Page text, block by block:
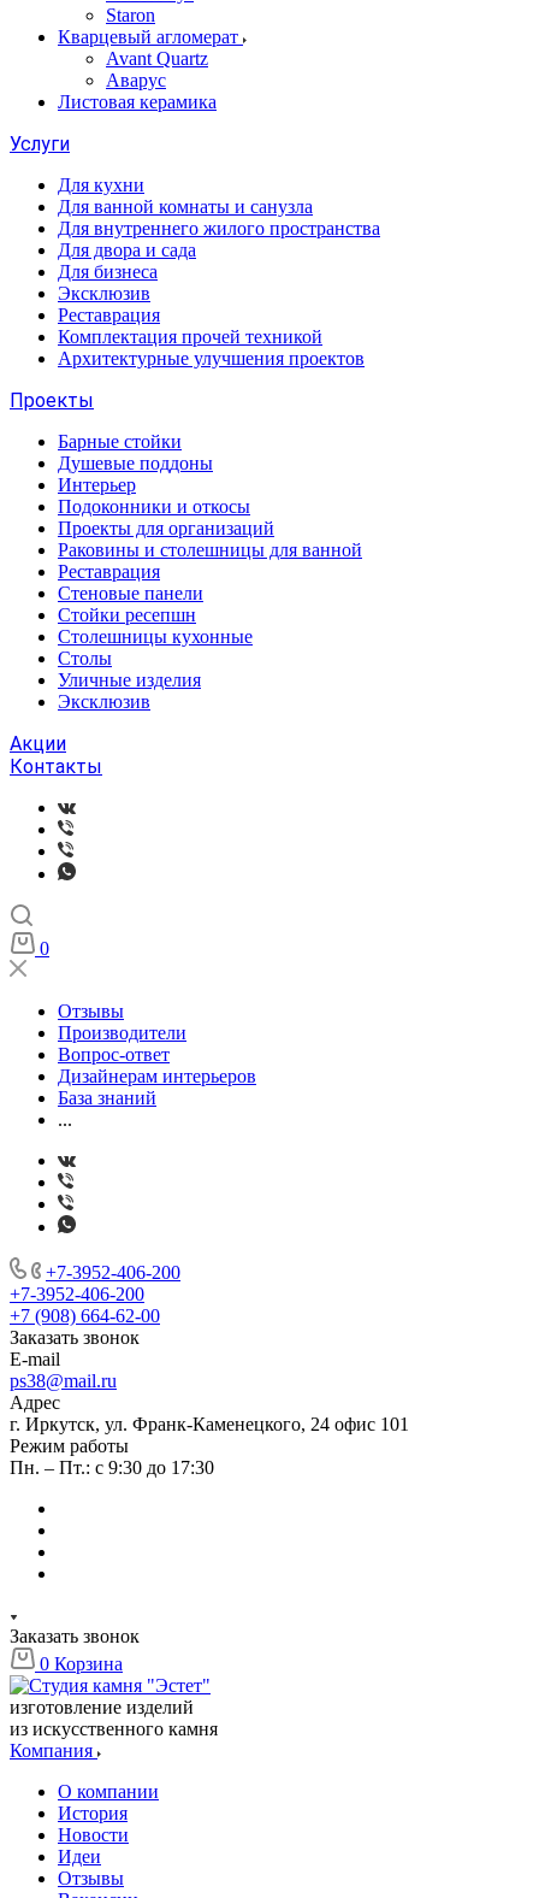
Staron
Кварцевый агломерат
Avant Quartz
Аварус
Листовая керамика
Услуги
Для кухни
Для ванной комнаты и санузла
Для внутреннего жилого пространства
Для двора и сада
Для бизнеса
Эксклюзив
Реставрация
Комплектация прочей техникой
Архитектурные улучшения проектов
Проекты
Барные стойки
Душевые поддоны
Интерьер
Подоконники и откосы
Проекты для организаций
Раковины и столешницы для ванной
Реставрация
Стеновые панели
Стойки ресепшн
Столешницы кухонные
Столы
Уличные изделия
Эксклюзив
Акции
Контакты
0
Отзывы
Производители
Вопрос-ответ
Дизайнерам интерьеров
База знаний
...
+7-3952-406-200
+7-3952-406-200
+7 (908) 664-62-00
Заказать звонок
E-mail
ps38@mail.ru
Адрес
г. Иркутск, ул. Франк-Каменецкого, 24 офис 101
Режим работы
Пн. – Пт.: с 9:30 до 17:30
Заказать звонок
0 Корзина
изготовление изделий
из искусственного камня
Компания
О компании
История
Новости
Идеи
Отзывы